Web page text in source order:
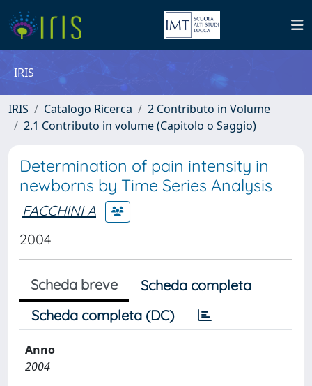
IRIS
IRIS Catalogo Ricerca
2 Contributo in Volume
2.1 Contributo in volume (Capitolo o Saggio)
Determination of pain intensity in
newborns by Time Series Analysis
FACCHINI A
2004
Scheda breve
Scheda completa
Scheda completa (DC)
Anno
2004